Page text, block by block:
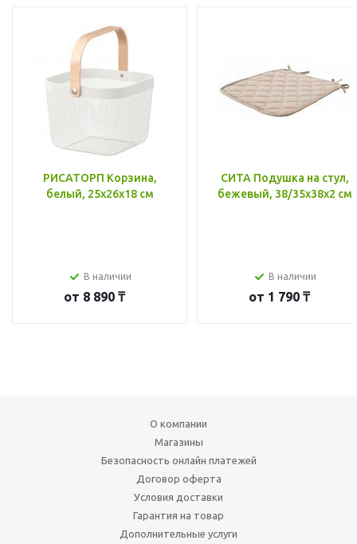
РИСАТОРП Корзина,
белый, 25x26x18 см
В наличии
от 8 890 ₸
СИТА Подушка на стул,
бежевый, 38/35x38x2 см
В наличии
от 1 790 ₸
О компании
Магазины
Безопасность онлайн платежей
Договор оферта
Условия доставки
Гарантия на товар
Дополнительные услуги